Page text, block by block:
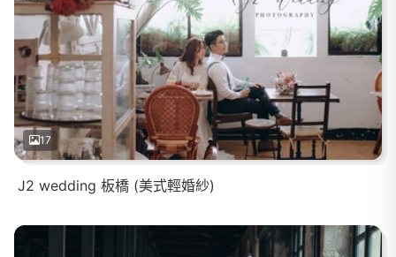
17
J2 wedding 板橋 (美式輕婚紗)